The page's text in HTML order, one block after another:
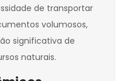
de transportar
volumosos,
significativa de
naturais.